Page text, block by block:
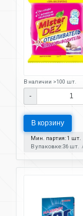
В наличии >100 шт.
-
В корзину
Мин. партия: 1 шт.
В упаковке:36 шт.